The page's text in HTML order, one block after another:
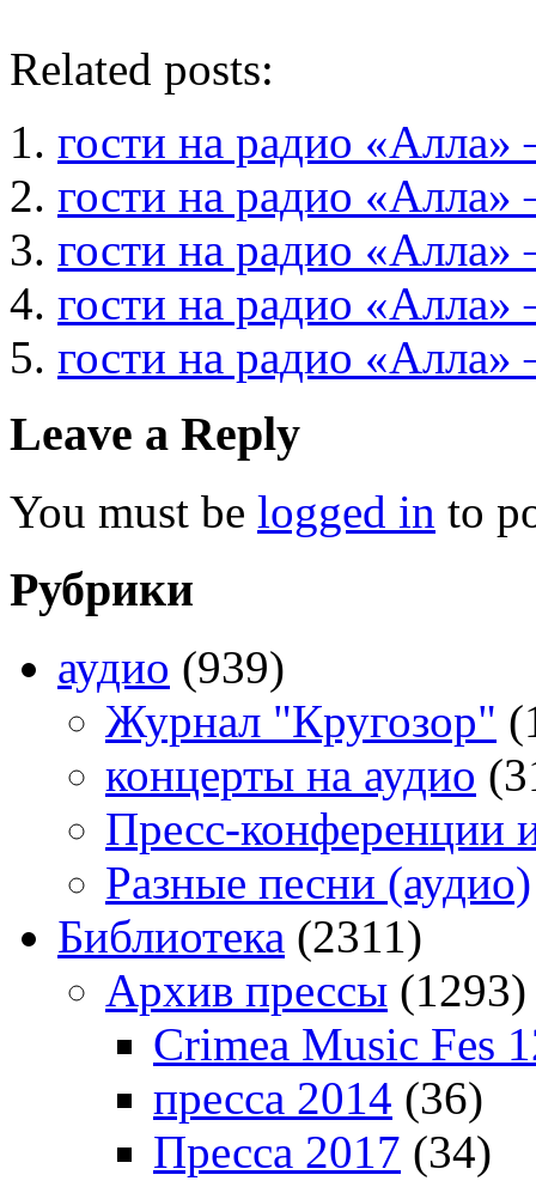
Related posts:
гости на радио
гости на радио
гости на радио «Алла»
гости на радио «Алла»
гости на радио
Leave a Reply
You must be logged in to
Рубрики
аудио (939)
Журнал "Кругозор"
концерты на аудио
Пресс-конференции
Разные песни (аудио)
Библиотека (2311)
Архив прессы (1293)
Crimea Music Fes
пресса 2014 (36)
Пресса 2017 (34)